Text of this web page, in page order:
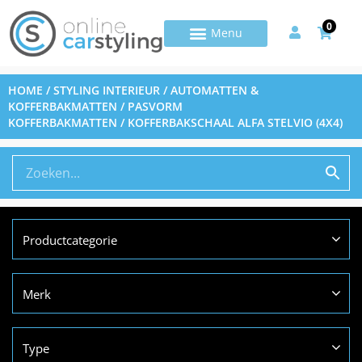
0
HOME /STYLING INTERIEUR /AUTOMATTEN &
KOFFERBAKMATTEN / PASVORM
KOFFERBAKMATTEN / KOFFERBAKSCHAAL ALFA STELVIO (4X4)
Productcategorie
Merk
Type